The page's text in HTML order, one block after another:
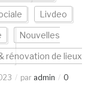
Livdeo
Nouvelles
rénovation de lieux
par admin
0